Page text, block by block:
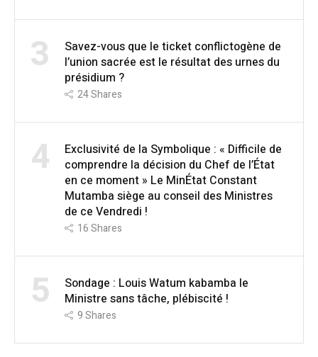
3
Savez-vous que le ticket conflictogène de
l’union sacrée est le résultat des urnes du
présidium ?
24Shares
4
Exclusivité de la Symbolique : « Difficile de
comprendre la décision du Chef de l’État
en ce moment » Le MinÉtat Constant
Mutamba siège au conseil des Ministres
de ce Vendredi !
16Shares
5
Sondage : Louis Watum kabamba le
Ministre sans tâche, plébiscité !
9Shares